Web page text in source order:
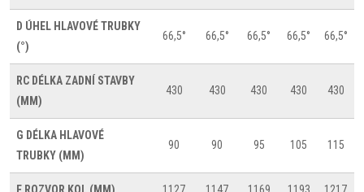
D ÚHEL HLAVOVÉ TRUBKY
(°)
66,5° 66,5° 66,5° 66,5° 66,5°
RC DÉLKA ZADNÍ STAVBY
(MM)
430 430 430 430 430
G DÉLKA HLAVOVÉ
TRUBKY (MM)
90 90 95 105 115